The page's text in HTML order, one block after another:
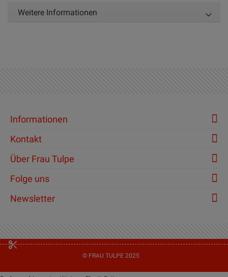
Weitere Informationen
Informationen
Kontakt
Über Frau Tulpe
Folge uns
Newsletter
© FRAU TULPE 2025